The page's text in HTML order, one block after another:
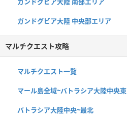
ガンドグビア大陸 中央部エリア
マルチクエスト攻略
マルチクエスト一覧
マール島全域~バトラシア大陸中央東
バトラシア大陸中央~最北